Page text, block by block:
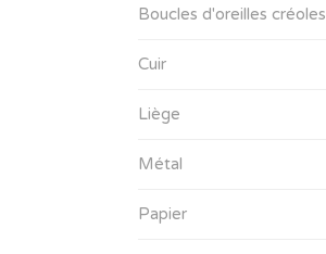
Boucles d'oreilles créoles
Cuir
Liège
Métal
Papier